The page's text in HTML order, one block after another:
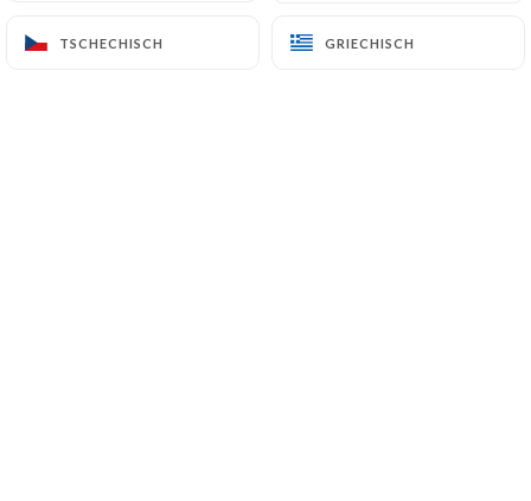
TSCHECHISCH GRIECHISCH
Le château
TSCHECHISCH GRIECHISCH